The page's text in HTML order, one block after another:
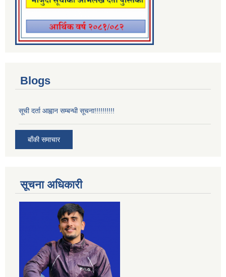
Blogs
सूची दर्ता आह्वान सम्बन्धी सूचना!!!!!!!!!!
बाँकी समाचार
सूचना अधिकारी